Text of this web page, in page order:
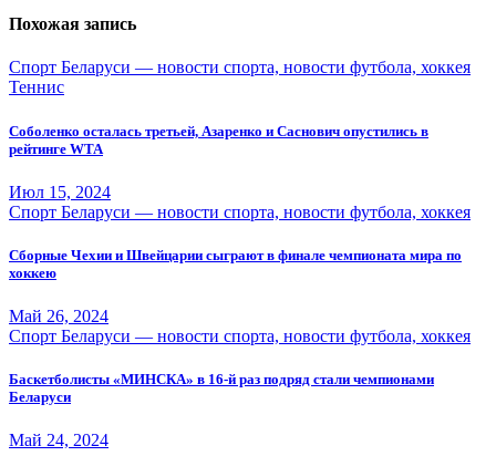
Похожая запись
Спорт Беларуси — новости спорта, новости футбола, хоккея
Теннис
Соболенко осталась третьей, Азаренко и Саснович опустились в
рейтинге WTA
Июл 15, 2024
Спорт Беларуси — новости спорта, новости футбола, хоккея
Сборные Чехии и Швейцарии сыграют в финале чемпионата мира по
хоккею
Май 26, 2024
Спорт Беларуси — новости спорта, новости футбола, хоккея
Баскетболисты «МИНСКА» в 16-й раз подряд стали чемпионами
Беларуси
Май 24, 2024